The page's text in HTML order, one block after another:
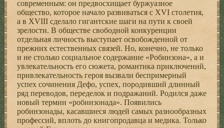
современным: он предвосхищает буржуазное
общество, которое начало развиваться с XVI столетия,
а в XVIII сделало гигантские шаги на пути к своей
зрелости. В обществе свободной конкуренции
отдельная личность выступает освобожденной от
прежних естественных связей. Но, конечно, не только
и не столько социальное содержание «Робинзона», а и
увлекательность его сюжета, романтика приключений,
привлекательность героя вызвали беспримерный
успех сочинения Дефо, успех, породивший длинный
ряд переводов, переделок и подражаний. Родился даже
новый термин «робинзонада». Появились
робинзонады, касавшиеся людей самых разнообразных
профессий, вплоть до книгопродавца и медика. Только